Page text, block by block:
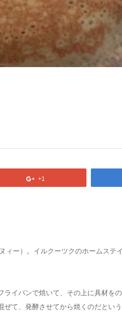
+1
ー）。イルクーツクのホームステ
イパンで焼いて、その上に具材を
て、発酵させてから焼くのだという